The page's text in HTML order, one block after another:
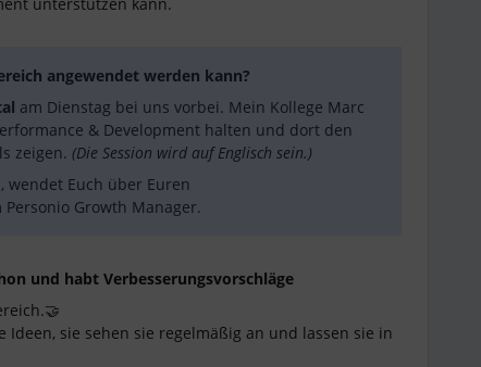
angewendet werden kann?
am Dienstag bei uns vorbei. Mein Kollege Marc
& Development halten und dort den
zeigen. (Die Session wird auf Englisch sein.)
Euch über Euren
Growth Manager.
und habt Verbesserungsvorschläge
Ideen, sie sehen sie regelmäßig an und lassen sie in